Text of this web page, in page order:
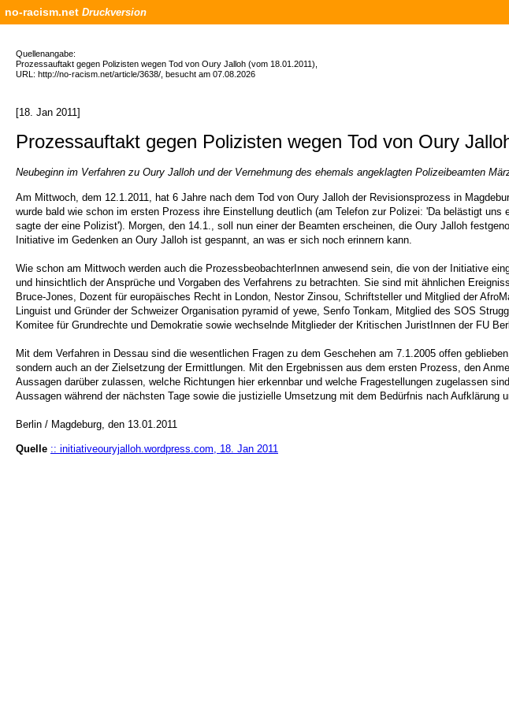
no-racism.net Druckversion
Quellenangabe:
Prozessauftakt gegen Polizisten wegen Tod von Oury Jalloh (vom 18.01.2011),
URL: http://no-racism.net/article/3638/, besucht am 07.08.2026
[18. Jan 2011]
Prozessauftakt gegen Polizisten wegen Tod von Oury
Neubeginn im Verfahren zu Oury Jalloh und der Vernehmung des ehemals angeklagten Polizeibeamten
Am Mittwoch, dem 12.1.2011, hat 6 Jahre nach dem Tod von Oury Jalloh der Revisionsprozess in
wurde bald wie schon im ersten Prozess ihre Einstellung deutlich (am Telefon zur Polizei: 'Da belästigt
sagte der eine Polizist'). Morgen, den 14.1., soll nun einer der Beamten erscheinen, die Oury Jalloh
Initiative im Gedenken an Oury Jalloh ist gespannt, an was er sich noch erinnern kann.
Wie schon am Mittwoch werden auch die ProzessbeobachterInnen anwesend sein, die von der Initiative
und hinsichtlich der Ansprüche und Vorgaben des Verfahrens zu betrachten. Sie sind mit ähnlichen
Bruce-Jones, Dozent für europäisches Recht in London, Nestor Zinsou, Schriftsteller und Mitglied der
Linguist und Gründer der Schweizer Organisation pyramid of yewe, Senfo Tonkam, Mitglied des SOS
Komitee für Grundrechte und Demokratie sowie wechselnde Mitglieder der Kritischen JuristInnen der FU
Mit dem Verfahren in Dessau sind die wesentlichen Fragen zu dem Geschehen am 7.1.2005 offen
sondern auch an der Zielsetzung der Ermittlungen. Mit den Ergebnissen aus dem ersten Prozess, den
Aussagen darüber zulassen, welche Richtungen hier erkennbar und welche Fragestellungen zugelassen
Aussagen während der nächsten Tage sowie die justizielle Umsetzung mit dem Bedürfnis nach Aufklärung
Berlin / Magdeburg, den 13.01.2011
Quelle :: initiativeouryjalloh.wordpress.com, 18. Jan 2011